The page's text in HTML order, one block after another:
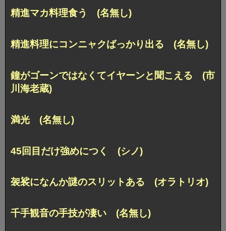
精進マカ料理食う (名無し)
精進料理にコンニャクばっかり出る (名無し)
鐘がゴーンではなくてイヤーンと聞こえる (市
川海老蔵)
満光 (名無し)
45回目だけ強めにつく (シノ)
袈裟になんか謎のスリットある (オラトリオ)
千手観音の手技が凄い (名無し)